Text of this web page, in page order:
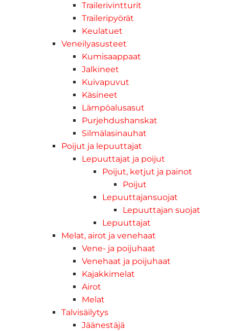
Trailerivintturit
Traileripyörät
Keulatuet
Veneilyasusteet
Kumisaappaat
Jalkineet
Kuivapuvut
Käsineet
Lämpöalusasut
Purjehdushanskat
Silmälasinauhat
Poijut ja lepuuttajat
Lepuuttajat ja poijut
Poijut, ketjut ja painot
Poijut
Lepuuttajansuojat
Lepuuttajan suojat
Lepuuttajat
Melat, airot ja venehaat
Vene- ja poijuhaat
Venehaat ja poijuhaat
Kajakkimelat
Airot
Melat
Talvisäilytys
Jäänestäjä